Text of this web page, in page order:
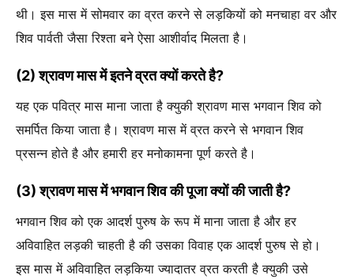
थी। इस मास में सोमवार का व्रत करने से लड़कियों को मनचाहा वर और
शिव पार्वती जैसा रिश्ता बने ऐसा आशीर्वाद मिलता है।
(2) श्रावण मास में इतने व्रत क्यों करते है?
यह एक पवित्र मास माना जाता है क्युकी श्रावण मास भगवान शिव को
समर्पित किया जाता है। श्रावण मास में व्रत करने से भगवान शिव
प्रसन्न होते है और हमारी हर मनोकामना पूर्ण करते है।
(3) श्रावण मास में भगवान शिव की पूजा क्यों की जाती है?
भगवान शिव को एक आदर्श पुरुष के रूप में माना जाता है और हर
अविवाहित लड़की चाहती है की उसका विवाह एक आदर्श पुरुष से हो।
इस मास में अविवाहित लड़किया ज्यादातर व्रत करती है क्युकी उसे